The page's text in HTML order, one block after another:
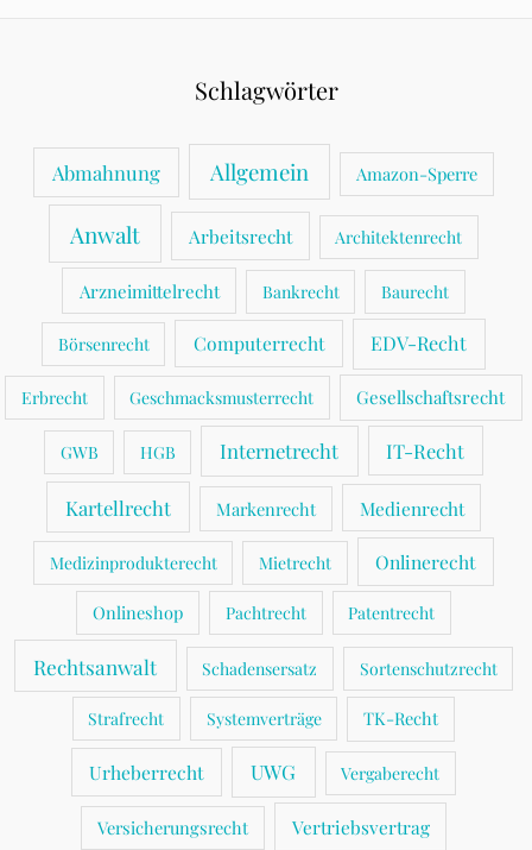
Schlagwörter
Abmahnung Allgemein Amazon-Sperre
Anwalt Arbeitsrecht Architektenrecht
Arzneimittelrecht Bankrecht Baurecht
Börsenrecht Computerrecht EDV-Recht
Erbrecht Geschmacksmusterrecht Gesellschaftsrecht
GWB HGB Internetrecht IT-Recht
Kartellrecht Markenrecht Medienrecht
Medizinprodukterecht Mietrecht Onlinerecht
Onlineshop Pachtrecht Patentrecht
Rechtsanwalt Schadensersatz Sortenschutzrecht
Strafrecht Systemverträge TK-Recht
Urheberrecht UWG Vergaberecht
Versicherungsrecht Vertriebsvertrag